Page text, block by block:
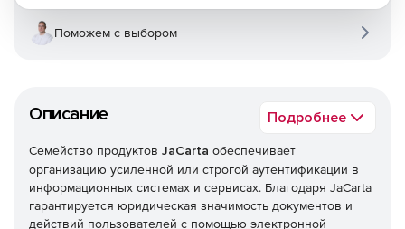
Описание Подробнее
Семейство продуктов JaCarta обеспечивает
организацию усиленной или строгой аутентификации в
информационных системах и сервисах. Благодаря JaCarta
гарантируется юридическая значимость документов и
действий пользователей с помощью электронной
Поможем с выбором